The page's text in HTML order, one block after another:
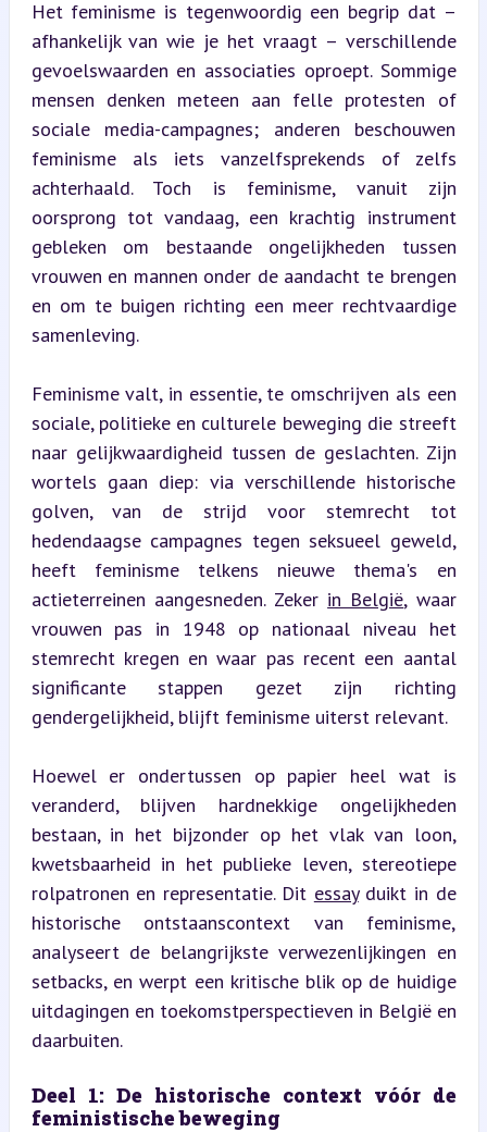
Het feminisme is tegenwoordig een begrip dat –
afhankelijk van wie je het vraagt – verschillende
gevoelswaarden en associaties oproept. Sommige
mensen denken meteen aan felle protesten of
sociale media-campagnes; anderen beschouwen
feminisme als iets vanzelfsprekends of zelfs
achterhaald. Toch is feminisme, vanuit zijn
oorsprong tot vandaag, een krachtig instrument
gebleken om bestaande ongelijkheden tussen
vrouwen en mannen onder de aandacht te brengen
en om te buigen richting een meer rechtvaardige
samenleving.
Feminisme valt, in essentie, te omschrijven als een
sociale, politieke en culturele beweging die streeft
naar gelijkwaardigheid tussen de geslachten. Zijn
wortels gaan diep: via verschillende historische
golven, van de strijd voor stemrecht tot
hedendaagse campagnes tegen seksueel geweld,
heeft feminisme telkens nieuwe thema's en
actieterreinen aangesneden. Zeker in België, waar
vrouwen pas in 1948 op nationaal niveau het
stemrecht kregen en waar pas recent een aantal
significante stappen gezet zijn richting
gendergelijkheid, blijft feminisme uiterst relevant.
Hoewel er ondertussen op papier heel wat is
veranderd, blijven hardnekkige ongelijkheden
bestaan, in het bijzonder op het vlak van loon,
kwetsbaarheid in het publieke leven, stereotiepe
rolpatronen en representatie. Dit essay duikt in de
historische ontstaanscontext van feminisme,
analyseert de belangrijkste verwezenlijkingen en
setbacks, en werpt een kritische blik op de huidige
uitdagingen en toekomstperspectieven in België en
daarbuiten.
Deel 1: De historische context vóór de
feministische beweging